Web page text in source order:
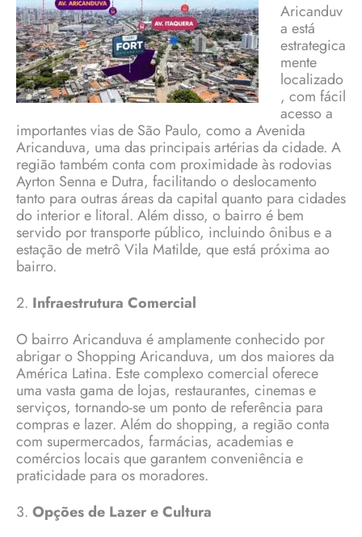
Aricanduv
a está
estrategica
mente
localizado
, com fácil
acesso a
importantes vias de São Paulo, como a Avenida
Aricanduva, uma das principais artérias da cidade. A
região também conta com proximidade às rodovias
Ayrton Senna e Dutra, facilitando o deslocamento
tanto para outras áreas da capital quanto para cidades
do interior e litoral. Além disso, o bairro é bem
servido por transporte público, incluindo ônibus e a
estação de metrô Vila Matilde, que está próxima ao
bairro.
2. Infraestrutura Comercial
O bairro Aricanduva é amplamente conhecido por
abrigar o Shopping Aricanduva, um dos maiores da
América Latina. Este complexo comercial oferece
uma vasta gama de lojas, restaurantes, cinemas e
serviços, tornando-se um ponto de referência para
compras e lazer. Além do shopping, a região conta
com supermercados, farmácias, academias e
comércios locais que garantem conveniência e
praticidade para os moradores.
3. Opções de Lazer e Cultura